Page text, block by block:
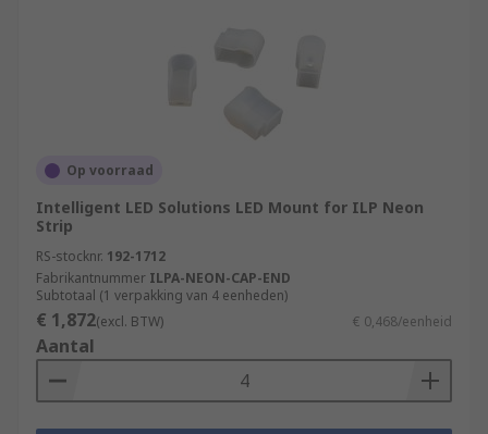
Op voorraad
Intelligent LED Solutions LED Mount for ILP Neon
Strip
RS-stocknr. 192-1712
Fabrikantnummer ILPA-NEON-CAP-END
Subtotaal (1 verpakking van 4 eenheden)
€ 1,872(excl. BTW) € 0,468/eenheid
Aantal